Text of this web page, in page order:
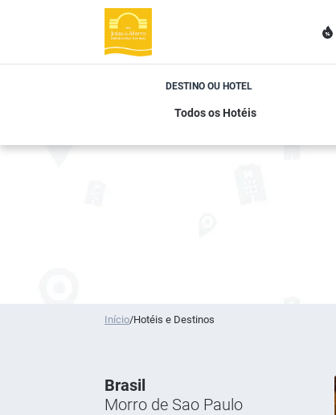
DESTINO OU HOTEL
Início/Hotéis e Destinos
Brasil
Morro de Sao Paulo